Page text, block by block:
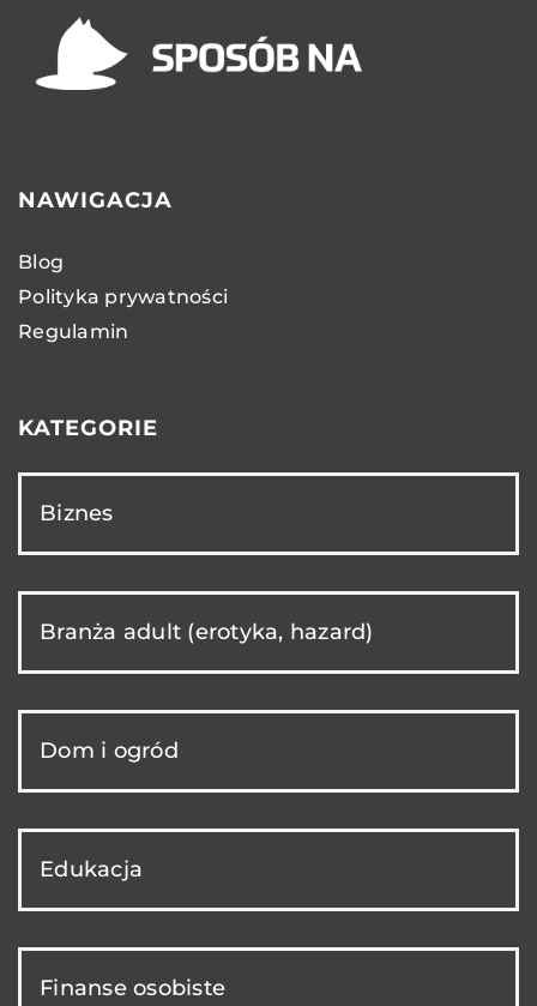
NAWIGACJA
Blog
Polityka prywatności
Regulamin
KATEGORIE
Biznes
Branża adult (erotyka, hazard)
Dom i ogród
Edukacja
Finanse osobiste